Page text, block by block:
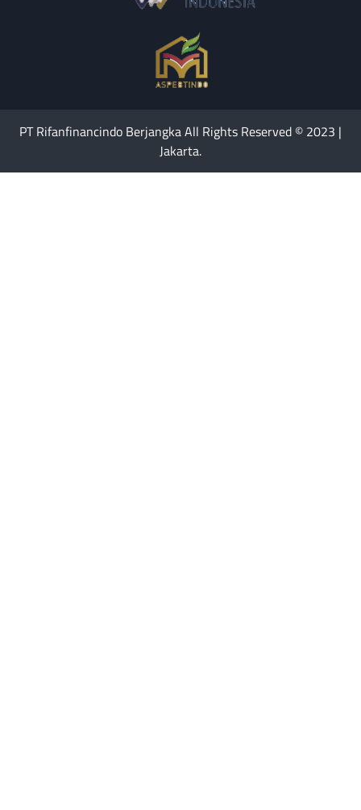
PT Rifanfinancindo Berjangka All Rights Reserved © 2023 |
Jakarta.